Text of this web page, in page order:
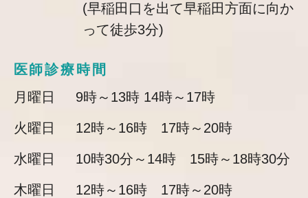
(早稲田口を出て早稲田方面に向か
って徒歩3分)
医師診療時間
月曜日
9時～13時 14時～17時
火曜日 12時～16時 17時～20時
水曜日 10時30分～14時 15時～18時30分
木曜日 12時～16時 17時～20時